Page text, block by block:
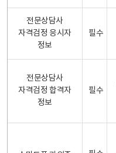
전문상담사
자격검정 응시자
정보
필수
전문상담사
자격검정 합격자
정보
필수